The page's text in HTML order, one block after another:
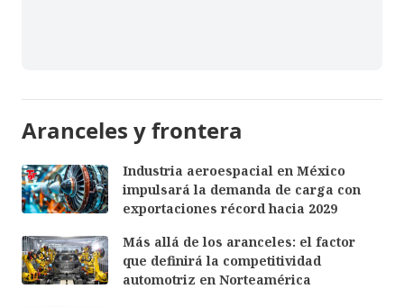
Aranceles y frontera
Industria aeroespacial en México
impulsará la demanda de carga con
exportaciones récord hacia 2029
Más allá de los aranceles: el factor
que definirá la competitividad
automotriz en Norteamérica